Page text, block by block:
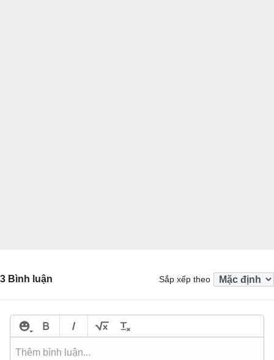
3 Bình luận Sắp xếp theo